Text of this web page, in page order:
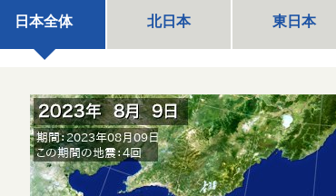
日本全体 北日本 東日本